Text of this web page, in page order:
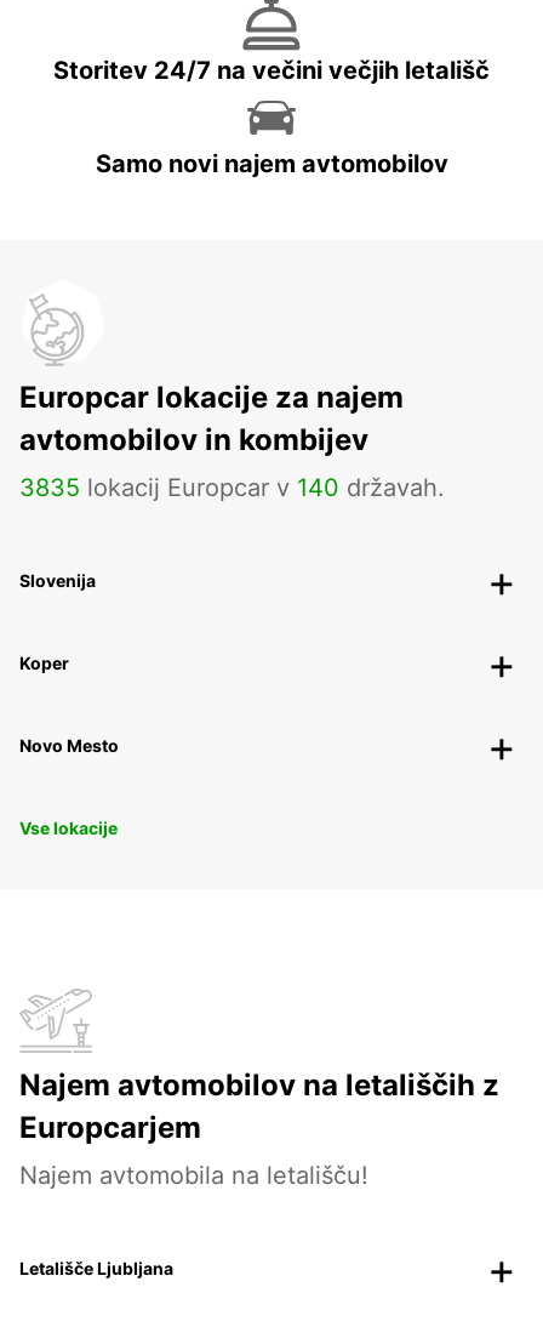
Storitev 24/7 na večini večjih letališč
Samo novi najem avtomobilov
Europcar lokacije za najem
avtomobilov in kombijev
3835 lokacij Europcar v 140 državah.
Slovenija
Koper
Novo Mesto
Vse lokacije
Najem avtomobilov na letališčih z
Europcarjem
Najem avtomobila na letališču!
Letališče Ljubljana